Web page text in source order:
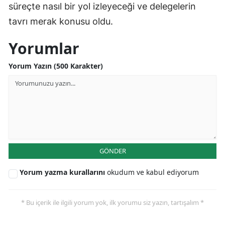
süreçte nasıl bir yol izleyeceği ve delegelerin
tavrı merak konusu oldu.
Yorumlar
Yorum Yazın (500 Karakter)
GÖNDER
Yorum yazma kurallarını okudum ve kabul ediyorum
* Bu içerik ile ilgili yorum yok, ilk yorumu siz yazın, tartışalım *